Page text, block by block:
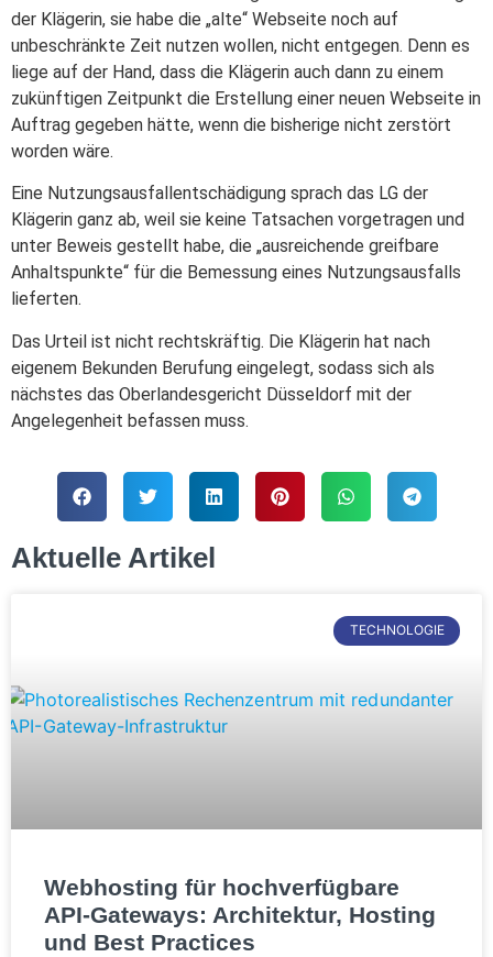
der Klägerin, sie habe die „alte“ Webseite noch auf
unbeschränkte Zeit nutzen wollen, nicht entgegen. Denn es
liege auf der Hand, dass die Klägerin auch dann zu einem
zukünftigen Zeitpunkt die Erstellung einer neuen Webseite in
Auftrag gegeben hätte, wenn die bisherige nicht zerstört
worden wäre.
Eine Nutzungsausfallentschädigung sprach das LG der
Klägerin ganz ab, weil sie keine Tatsachen vorgetragen und
unter Beweis gestellt habe, die „ausreichende greifbare
Anhaltspunkte“ für die Bemessung eines Nutzungsausfalls
lieferten.
Das Urteil ist nicht rechtskräftig. Die Klägerin hat nach
eigenem Bekunden Berufung eingelegt, sodass sich als
nächstes das Oberlandesgericht Düsseldorf mit der
Angelegenheit befassen muss.
Aktuelle Artikel
TECHNOLOGIE
Webhosting für hochverfügbare
API-Gateways: Architektur, Hosting
und Best Practices